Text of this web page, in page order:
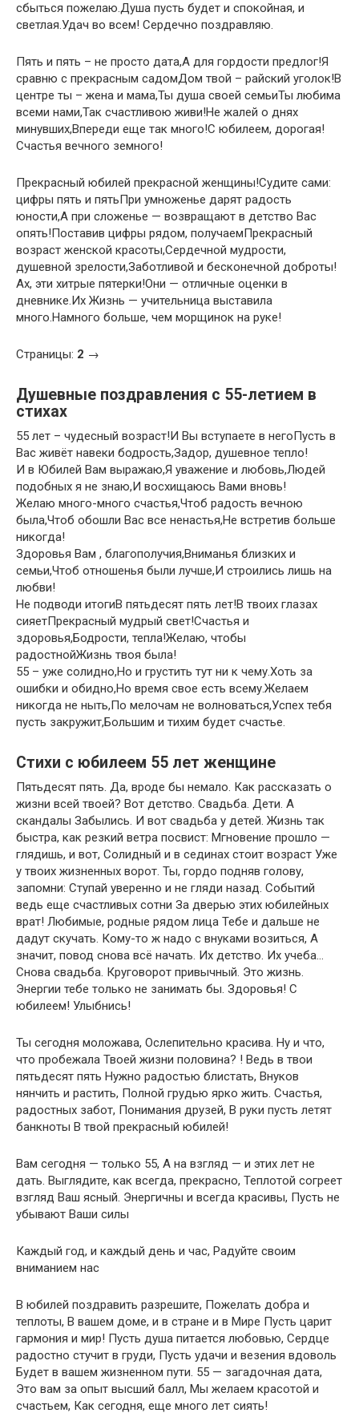
сбыться пожелаю.Душа пусть будет и спокойная, и
светлая.Удач во всем! Сердечно поздравляю.
Пять и пять – не просто дата,А для гордости предлог!Я
сравню с прекрасным садомДом твой – райский уголок!В
центре ты – жена и мама,Ты душа своей семьиТы любима
всеми нами,Так счастливою живи!Не жалей о днях
минувших,Впереди еще так много!С юбилеем, дорогая!
Счастья вечного земного!
Прекрасный юбилей прекрасной женщины!Судите сами:
цифры пять и пятьПри умноженье дарят радость
юности,А при сложенье — возвращают в детство Вас
опять!Поставив цифры рядом, получаемПрекрасный
возраст женской красоты,Сердечной мудрости,
душевной зрелости,Заботливой и бесконечной доброты!
Ах, эти хитрые пятерки!Они — отличные оценки в
дневнике.Их Жизнь — учительница выставила
много.Намного больше, чем морщинок на руке!
Страницы: 2 →
Душевные поздравления с 55-летием в
стихах
55 лет – чудесный возраст!И Вы вступаете в негоПусть в
Вас живёт навеки бодрость,Задор, душевное тепло!
И в Юбилей Вам выражаю,Я уважение и любовь,Людей
подобных я не знаю,И восхищаюсь Вами вновь!
Желаю много-много счастья,Чтоб радость вечною
была,Чтоб обошли Вас все ненастья,Не встретив больше
никогда!
Здоровья Вам , благополучия,Вниманья близких и
семьи,Чтоб отношенья были лучше,И строились лишь на
любви!
Не подводи итогиВ пятьдесят пять лет!В твоих глазах
сияетПрекрасный мудрый свет!Счастья и
здоровья,Бодрости, тепла!Желаю, чтобы
радостнойЖизнь твоя была!
55 – уже солидно,Но и грустить тут ни к чему.Хоть за
ошибки и обидно,Но время свое есть всему.Желаем
никогда не ныть,По мелочам не волноваться,Успех тебя
пусть закружит,Большим и тихим будет счастье.
Стихи с юбилеем 55 лет женщине
Пятьдесят пять. Да, вроде бы немало. Как рассказать о
жизни всей твоей? Вот детство. Свадьба. Дети. А
скандалы Забылись. И вот свадьба у детей. Жизнь так
быстра, как резкий ветра посвист: Мгновение прошло —
глядишь, и вот, Солидный и в сединах стоит возраст Уже
у твоих жизненных ворот. Ты, гордо подняв голову,
запомни: Ступай уверенно и не гляди назад. Событий
ведь еще счастливых сотни За дверью этих юбилейных
врат! Любимые, родные рядом лица Тебе и дальше не
дадут скучать. Кому-то ж надо с внуками возиться, А
значит, повод снова всё начать. Их детство. Их учеба…
Снова свадьба. Круговорот привычный. Это жизнь.
Энергии тебе только не занимать бы. Здоровья! С
юбилеем! Улыбнись!
Ты сегодня моложава, Ослепительно красива. Ну и что,
что пробежала Твоей жизни половина? ! Ведь в твои
пятьдесят пять Нужно радостью блистать, Внуков
нянчить и растить, Полной грудью ярко жить. Счастья,
радостных забот, Понимания друзей, В руки пусть летят
банкноты В твой прекрасный юбилей!
Вам сегодня — только 55, А на взгляд — и этих лет не
дать. Выглядите, как всегда, прекрасно, Теплотой согреет
взгляд Ваш ясный. Энергичны и всегда красивы, Пусть не
убывают Ваши силы
Каждый год, и каждый день и час, Радуйте своим
вниманием нас
В юбилей поздравить разрешите, Пожелать добра и
теплоты, В вашем доме, и в стране и в Мире Пусть царит
гармония и мир! Пусть душа питается любовью, Сердце
радостно стучит в груди, Пусть удачи и везения вдоволь
Будет в вашем жизненном пути. 55 — загадочная дата,
Это вам за опыт высший балл, Мы желаем красотой и
счастьем, Как сегодня, еще много лет сиять!